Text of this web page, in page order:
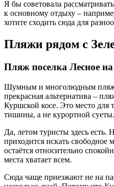
Я бы советовала
к основному отдыху –
хотите сходить сюда для
Пляжи рядом с
Пляж поселка Лесное
Шумным и многолюдным
прекрасная альтернатива –
Куршской косе. Это место для
тишины, а не курортной суеты.
Да, летом туристы здесь есть.
приходится искать свободное
остаётся относительно
места хватает всем.
Сюда чаще приезжают не на